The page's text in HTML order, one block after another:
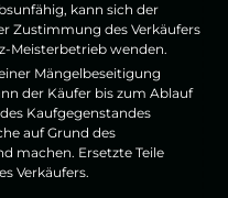
kann sich der
Zustimmung des Verkäufers
Meisterbetrieb wenden.
Mängelbeseitigung
der Käufer bis zum Ablauf
Kaufgegenstandes
auf Grund des
machen. Ersetzte Teile
Verkäufers.